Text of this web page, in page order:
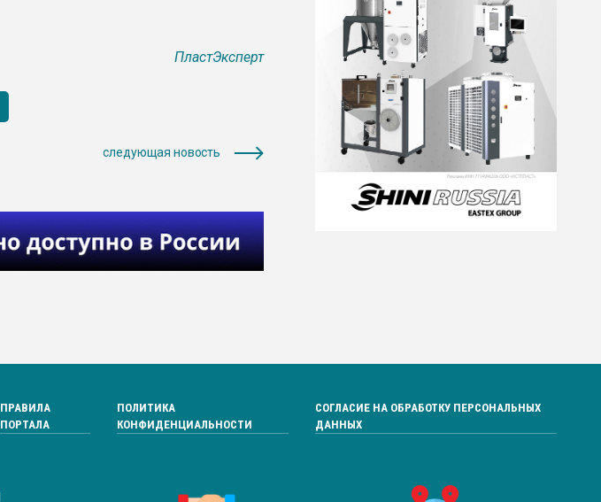
ПластЭксперт
следующая новость
ПРАВИЛА
ПОРТАЛА
ПОЛИТИКА
КОНФИДЕНЦИАЛЬНОСТИ
СОГЛАСИЕ НА ОБРАБОТКУ ПЕРСОНАЛЬНЫХ
ДАННЫХ